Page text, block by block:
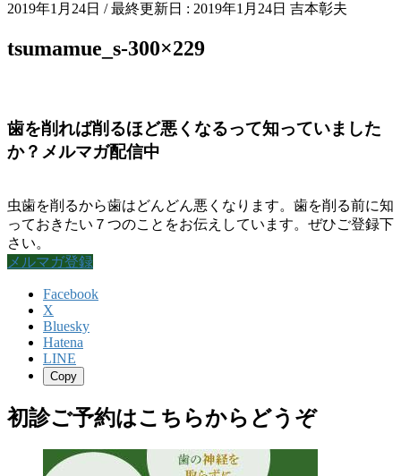
2019年1月24日 / 最終更新日 : 2019年1月24日 吉本彰夫
tsumamue_s-300×229
歯を削れば削るほど悪くなるって知っていました
か？メルマガ配信中
虫歯を削るから歯はどんどん悪くなります。歯を削る前に知
っておきたい７つのことをお伝えしています。ぜひご登録下
さい。
メルマガ登録
Facebook
X
Bluesky
Hatena
LINE
Copy
初診ご予約はこちらからどうぞ